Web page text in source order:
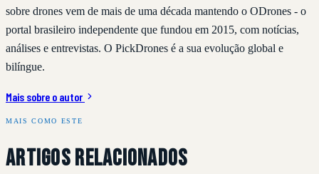
sobre drones vem de mais de uma década mantendo o ODrones - o
portal brasileiro independente que fundou em 2015, com notícias,
análises e entrevistas. O PickDrones é a sua evolução global e
bilíngue.
Mais sobre o autor
MAIS COMO ESTE
Artigos Relacionados